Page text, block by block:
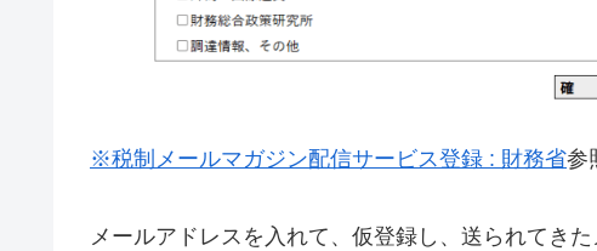
※税制メールマガジン配信サービス登録 : 財務省参
メールアドレスを入れて、仮登録し、送られてき